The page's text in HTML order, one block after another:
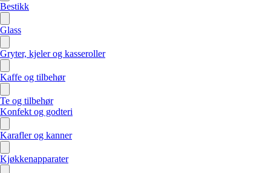
Bestikk
Glass
Gryter, kjeler og kasseroller
Kaffe og tilbehør
Te og tilbehør
Konfekt og godteri
Karafler og kanner
Kjøkkenapparater